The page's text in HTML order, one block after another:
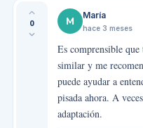
0 M María
hace 3 meses
Es comprensible
similar y me
puede ayudar a
pisada ahora. A
adaptación.